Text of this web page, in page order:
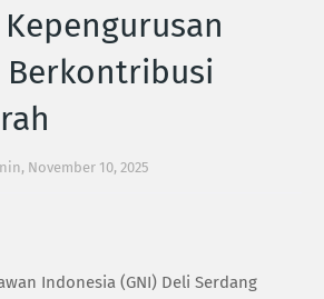
Berkontribusi
November 10, 2025
Indonesia (GNI) Deli Serdang